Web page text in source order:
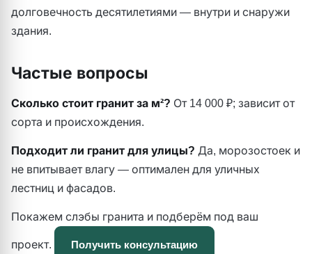
долговечность десятилетиями — внутри и снаружи
здания.
Частые вопросы
Сколько стоит гранит за м²? От 14 000 ₽; зависит от
сорта и происхождения.
Подходит ли гранит для улицы? Да, морозостоек и
не впитывает влагу — оптимален для уличных
лестниц и фасадов.
Покажем слэбы гранита и подберём под ваш
проект. Получить консультацию